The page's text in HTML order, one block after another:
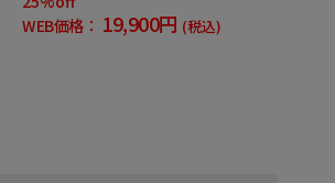
WEB価格： 19,900円 (税込)